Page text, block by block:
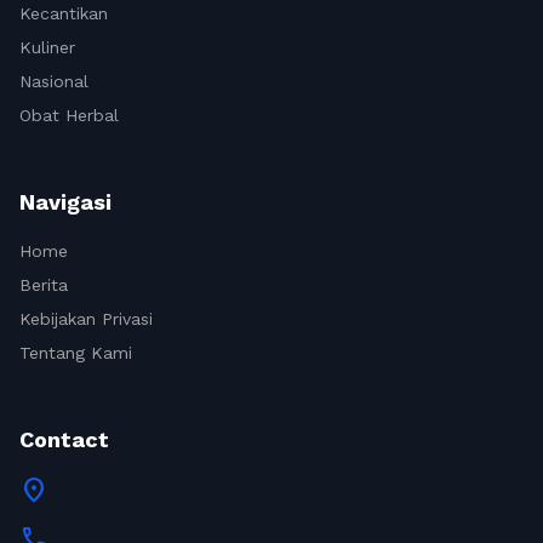
Kecantikan
Kuliner
Nasional
Obat Herbal
Navigasi
Home
Berita
Kebijakan Privasi
Tentang Kami
Contact
location_on